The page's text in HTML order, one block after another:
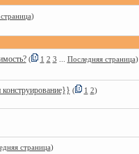
)
( 1 2 3 Последняя страница)
( 1 2)
страница)